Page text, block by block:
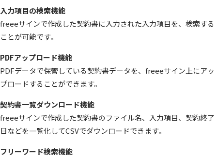
入力項目の検索機能
freeeサインで作成した契約書に入力された入力項目を、検索する
ことが可能です。
PDFアップロード機能
PDFデータで保管している契約書データを、freeeサイン上にアッ
プロードすることができます。
契約書一覧ダウンロード機能
freeeサインで作成した契約書のファイル名、入力項目、契約終了
日などを一覧化してCSVでダウンロードできます。
フリーワード検索機能